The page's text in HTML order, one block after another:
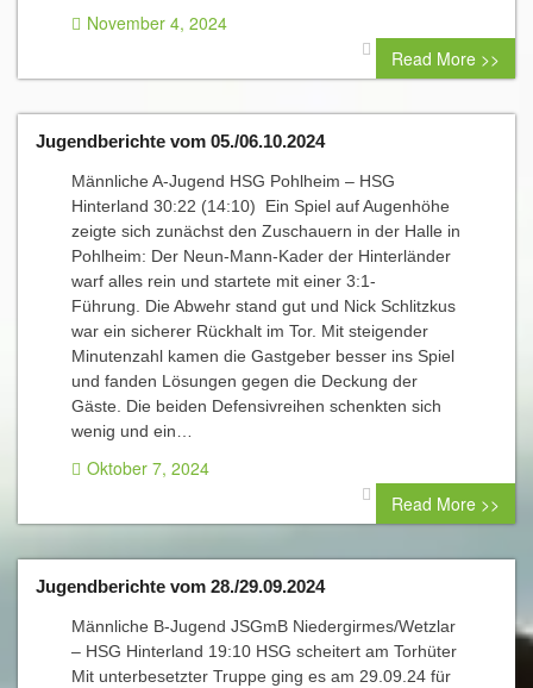
November 4, 2024
0 comment
Read More >>
Jugendberichte vom 05./06.10.2024
Männliche A-Jugend HSG Pohlheim – HSG
Hinterland 30:22 (14:10) Ein Spiel auf Augenhöhe
zeigte sich zunächst den Zuschauern in der Halle in
Pohlheim: Der Neun-Mann-Kader der Hinterländer
warf alles rein und startete mit einer 3:1-
Führung. Die Abwehr stand gut und Nick Schlitzkus
war ein sicherer Rückhalt im Tor. Mit steigender
Minutenzahl kamen die Gastgeber besser ins Spiel
und fanden Lösungen gegen die Deckung der
Gäste. Die beiden Defensivreihen schenkten sich
wenig und ein…
Oktober 7, 2024
0 comment
Read More >>
Jugendberichte vom 28./29.09.2024
Männliche B-Jugend JSGmB Niedergirmes/Wetzlar
– HSG Hinterland 19:10 HSG scheitert am Torhüter
Mit unterbesetzter Truppe ging es am 29.09.24 für